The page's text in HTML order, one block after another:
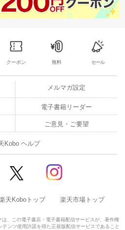
クーポン 無料 セール
メルマガ設定
電子書籍リーダー
ご意見・ご要望
Kobo ヘルプ
天Koboトップ 楽天市場トップ
は、この電子書店・電子書籍配信サービスが、著作権
テンツ使用許諾を得た正規版配信サービスであること